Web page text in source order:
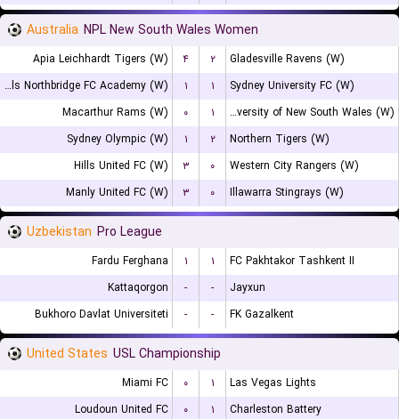
Australia NPL New South Wales Women
Apia Leichhardt Tigers (W) ۴ ۲
Gladesville Ravens (W)
Bulls Northbridge FC Academy (W)
۱ ۱
Sydney University FC (W)
Macarthur Rams (W)
۰ ۱
University of New South Wales (W)
Sydney Olympic (W)
۱ ۲
Northern Tigers (W)
Hills United FC (W)
۳ ۰
Western City Rangers (W)
Manly United FC (W)
۳ ۰ Illawarra Stingrays (W)
Uzbekistan Pro League
Fardu Ferghana ۱ ۱
FC Pakhtakor Tashkent II
Kattaqorgon
- -
Jayxun
Bukhoro Davlat Universiteti
- - FK Gazalkent
United States USL Championship
Miami FC ۰ ۱
Las Vegas Lights
Loudoun United FC
۰ ۱
Charleston Battery